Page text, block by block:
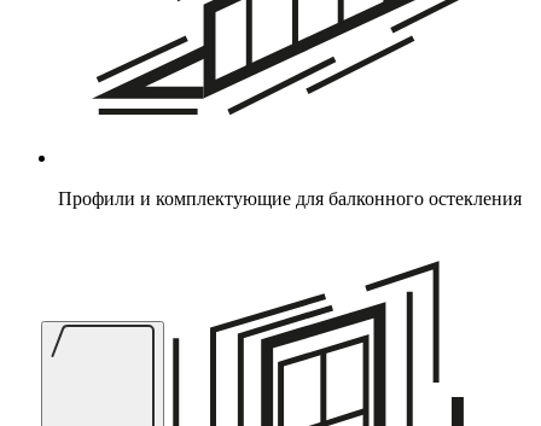
Профили и комплектующие для балконного остекления